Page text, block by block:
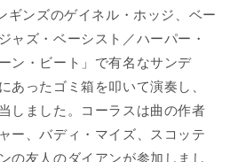
ギンズのゲイネル・ホッジ、ベー
ャズ・ベーシスト／ハーパー・
ン・ビート」で有名なサンデ
あったゴミ箱を叩いて演奏し、
しました。コーラスは曲の作者
ー、バディ・マイズ、スコッテ
の友人のダイアンが参加しまし